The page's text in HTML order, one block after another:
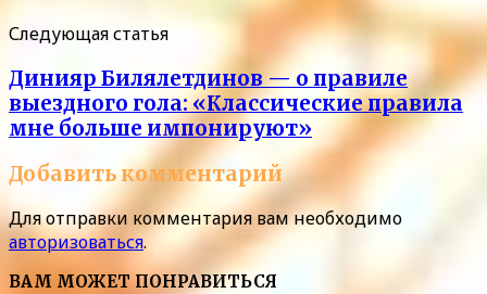
Следующая статья
Динияр Билялетдинов — о правиле
выездного гола: «Классические правила
мне больше импонируют»
Добавить комментарий
Для отправки комментария вам необходимо
авторизоваться.
ВАМ МОЖЕТ ПОНРАВИТЬСЯ